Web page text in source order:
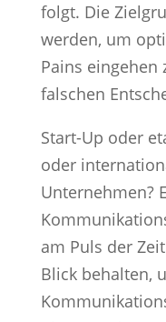
folgt. Die
werden, um
Pains eingehen
falschen
Start-Up oder
oder
Unternehmen?
am Puls der
Blick behalten,